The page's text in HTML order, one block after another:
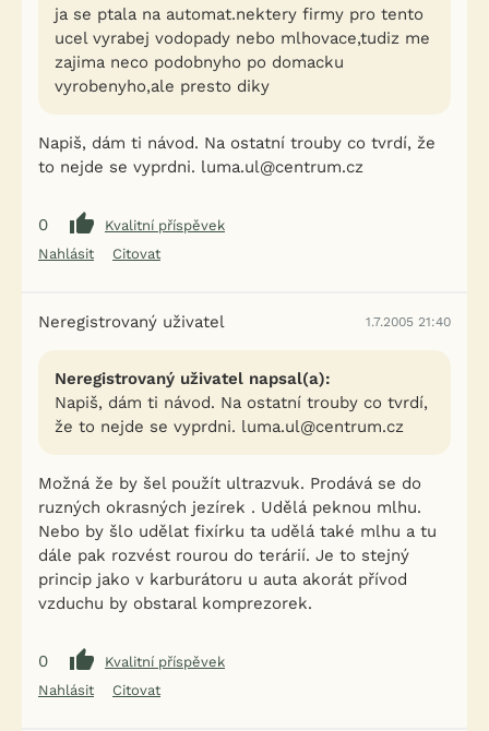
ja se ptala na automat.nektery firmy pro tento
ucel vyrabej vodopady nebo mlhovace,tudiz me
zajima neco podobnyho po domacku
vyrobenyho,ale presto diky
Napiš, dám ti návod. Na ostatní trouby co tvrdí, že
to nejde se vyprdni. luma.ul@centrum.cz
0
Kvalitní příspěvek
Nahlásit
Citovat
Neregistrovaný uživatel 1.7.2005 21:40
Neregistrovaný uživatel napsal(a):
Napiš, dám ti návod. Na ostatní trouby co tvrdí,
že to nejde se vyprdni. luma.ul@centrum.cz
Možná že by šel použít ultrazvuk. Prodává se do
ruzných okrasných jezírek . Udělá peknou mlhu.
Nebo by šlo udělat fixírku ta udělá také mlhu a tu
dále pak rozvést rourou do terárií. Je to stejný
princip jako v karburátoru u auta akorát přívod
vzduchu by obstaral komprezorek.
0
Kvalitní příspěvek
Nahlásit
Citovat